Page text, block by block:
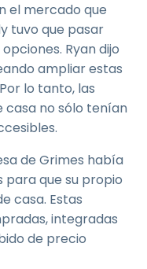
el mercado que
tuvo que pasar
Ryan dijo
ampliar estas
lo tanto, las
casa no sólo tenían
de Grimes había
para que su propio
casa. Estas
integradas
de precio